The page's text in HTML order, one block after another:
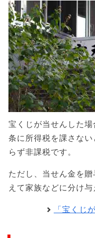
宝くじが当せんした
条に所得税を課さな
らず非課税です。
ただし、当せん金を
えて家族などに分け
「宝くじ